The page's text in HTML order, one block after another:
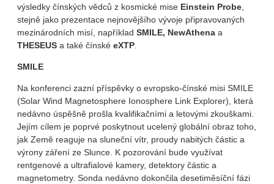
výsledky čínských vědců z kosmické mise Einstein Probe,
stejně jako prezentace nejnovějšího vývoje připravovaných
mezinárodních misí, například SMILE, NewAthena a
THESEUS a také čínské eXTP.
SMILE
Na konferenci zazní příspěvky o evropsko-čínské misi SMILE
(Solar Wind Magnetosphere Ionosphere Link Explorer), která
nedávno úspěšně prošla kvalifikačními a letovými zkouškami.
Jejím cílem je poprvé poskytnout ucelený globální obraz toho,
jak Země reaguje na sluneční vítr, proudy nabitých částic a
výrony záření ze Slunce. K pozorování bude využívat
rentgenové a ultrafialové kamery, detektory částic a
magnetometry. Sonda nedávno dokončila desetiměsíční fázi